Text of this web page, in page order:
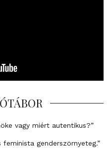
vagy miért autentikus?”
genderszörnyeteg.”